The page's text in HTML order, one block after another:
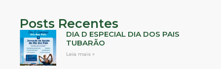
Posts Recentes
DIA D ESPECIAL DIA DOS PAIS
TUBARÃO
Leia mais »